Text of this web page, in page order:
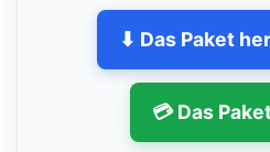
⬇ Das Paket
💳 Das